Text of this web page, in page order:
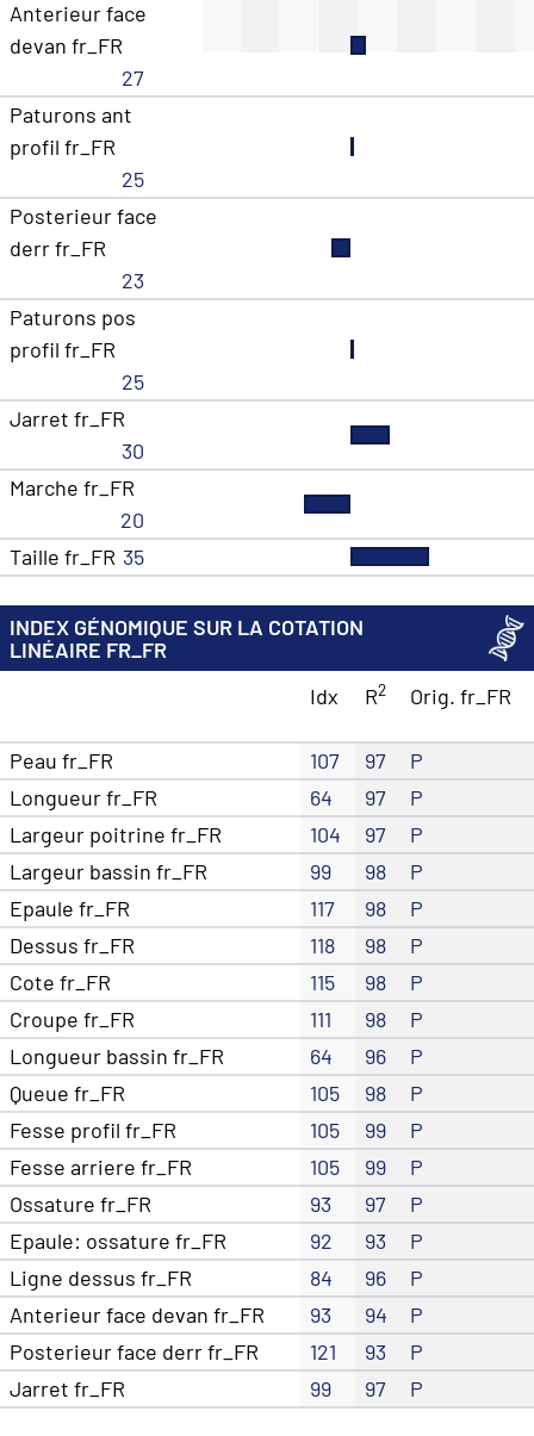
Anterieur face
devan fr_FR
27
Paturons ant
profil fr_FR
25
Posterieur face
derr fr_FR
23
Paturons pos
profil fr_FR
25
Jarret fr_FR
30
Marche fr_FR
20
Taille fr_FR 35
INDEX GÉNOMIQUE SUR LA COTATION
LINÉAIRE FR_FR
Idx
R2 Orig. fr_FR
Peau fr_FR 107 97
P
Longueur fr_FR
64 97
P
Largeur poitrine fr_FR
104 97
P
Largeur bassin fr_FR
99 98
P
Epaule fr_FR
117 98
P
Dessus fr_FR
118 98
P
Cote fr_FR
115 98
P
Croupe fr_FR
111 98
P
Longueur bassin fr_FR
64 96
P
Queue fr_FR
105 98
P
Fesse profil fr_FR
105 99
P
Fesse arriere fr_FR
105 99
P
Ossature fr_FR
93 97
P
Epaule: ossature fr_FR
92 93
P
Ligne dessus fr_FR
84 96
P
Anterieur face devan fr_FR
93 94
P
Posterieur face derr fr_FR
121 93
P
Jarret fr_FR
99 97 P